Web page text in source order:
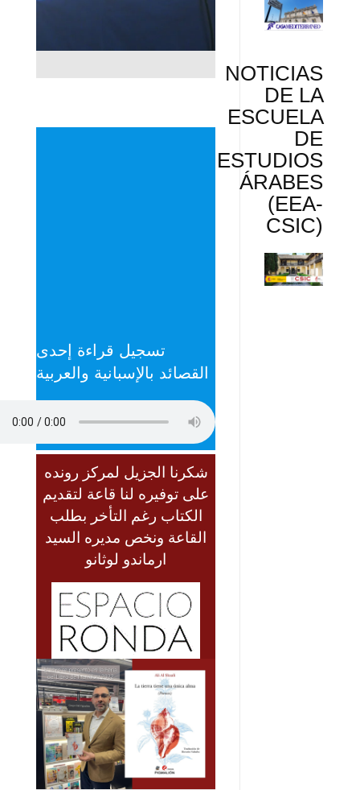
تسجيل قراءة إحدى
القصائد بالإسبانية والعربية
شكرنا الجزيل لمركز رونده
على توفيره لنا قاعة لتقديم
الكتاب رغم التأخر بطلب
القاعة ونخص مديره السيد
ارماندو لوثانو
NOTICIAS
DE LA
ESCUELA
DE
ESTUDIOS
ÁRABES
(EEA-
CSIC)